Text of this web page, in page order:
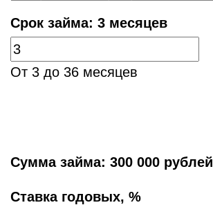
Срок займа: 3 месяцев
От 3 до 36 месяцев
Сумма займа: 300 000 рублей
Cтавка годовых, %